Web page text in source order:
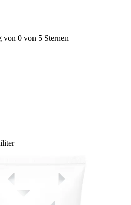
0 von 5 Sternen